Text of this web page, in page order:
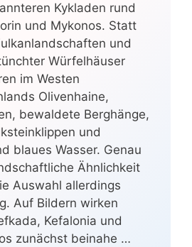
Kykladen rund
und Mykonos. Statt
und
Würfelhäuser
im Westen
Olivenhaine,
bewaldete Berghänge,
und
blaues Wasser. Genau
Ähnlichkeit
Auswahl allerdings
Auf Bildern wirken
Kefalonia und
zunächst beinahe …